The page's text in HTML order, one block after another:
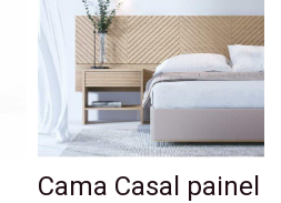
Cama Casal painel